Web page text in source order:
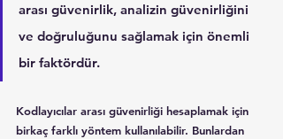
arası güvenirlik, analizin güvenirliğini
ve doğruluğunu sağlamak için önemli
bir faktördür.
Kodlayıcılar arası güvenirliği hesaplamak için
birkaç farklı yöntem kullanılabilir. Bunlardan